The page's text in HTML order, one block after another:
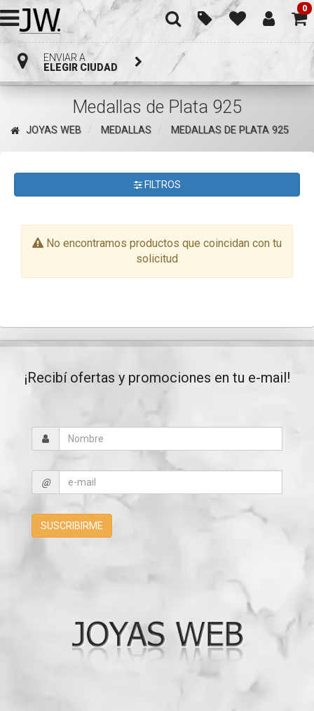
0
ENVIAR A
ELEGIR CIUDAD
Medallas de Plata 925
JOYAS WEB MEDALLAS MEDALLAS DE PLATA 925
FILTROS
No encontramos productos que coincidan con tu
solicitud
¡Recibí ofertas y promociones en tu e-mail!
@
SUSCRIBIRME